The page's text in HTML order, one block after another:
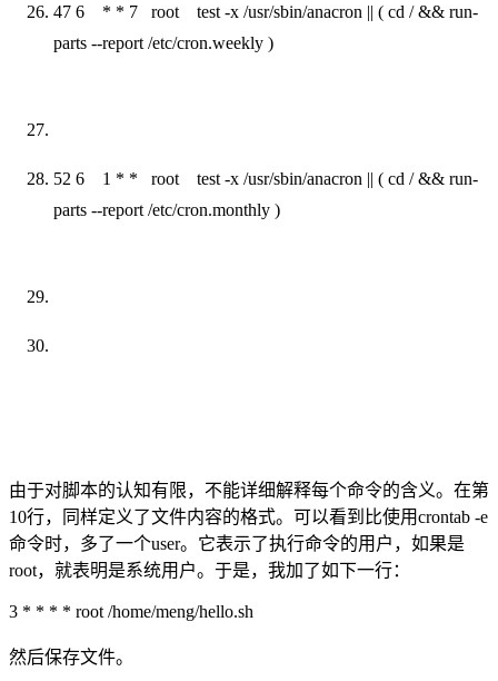
47 6 * * 7 root test -x /usr/sbin/anacron || ( cd / && run-
parts --report /etc/cron.weekly )
52 6 1 * * root test -x /usr/sbin/anacron || ( cd / && run-
parts --report /etc/cron.monthly )
由于对脚本的认知有限，不能详细解释每个命令的含义。在第
10行，同样定义了文件内容的格式。可以看到比使用crontab -e
命令时，多了一个user。它表示了执行命令的用户，如果是
root，就表明是系统用户。于是，我加了如下一行：
3 * * * * root /home/meng/hello.sh
然后保存文件。